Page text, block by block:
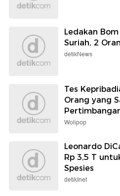
Ledakan
Suriah, 2
detikNews
Tes
Orang yang
Wolipop
Leonardo
Rp 3,5 T
Spesies
detikInet